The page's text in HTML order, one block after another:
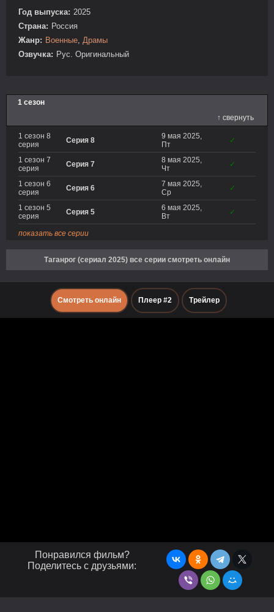
Год выпуска: 2025
Страна: Россия
Жанр: Военные, Драмы
Озвучка: Рус. Оригинальный
1 сезон
↑ свернуть
1 сезон 8
серия
Серия 8
9 мая 2025,
Пт
✓
1 сезон 7
серия
Серия 7
8 мая 2025,
Чт
✓
1 сезон 6
серия
Серия 6
7 мая 2025,
Ср
✓
1 сезон 5
серия
Серия 5
6 мая 2025,
Вт
✓
показать все серии
Таганрог (сериал 2025) все серии смотреть онлайн
Смотреть онлайн Плеер #2 Трейлер
Понравился фильм?
Поделитесь с друзьями: